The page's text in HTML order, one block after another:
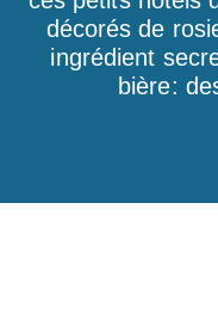
décorés de
ingrédient
bière: